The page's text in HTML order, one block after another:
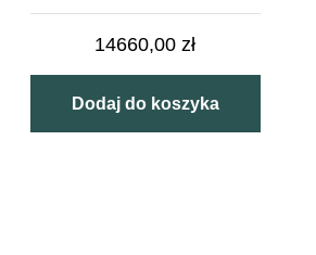
14660,00zł
Dodaj do koszyka